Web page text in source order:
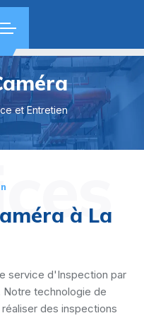
et Entretien
à La
service d'Inspection par
technologie de
des inspections